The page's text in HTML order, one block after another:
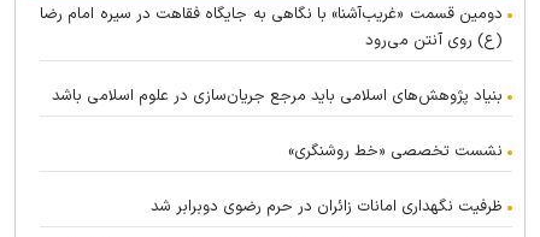
دومین قسمت «غریب‌آشنا» با نگاهی به جایگاه فقاهت در سیره امام رضا
(ع) روی آنتن می‌رود
بنیاد پژوهش‌های اسلامی باید مرجع جریان‌سازی در علوم اسلامی باشد
نشست تخصصی «خط روشنگری»
ظرفیت نگهداری امانات زائران در حرم رضوی دوبرابر شد